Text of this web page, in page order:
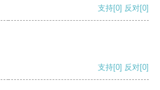
支持[0] 反对[0]
支持[0] 反对[0]